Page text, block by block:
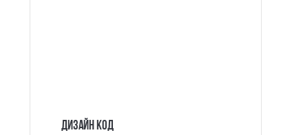
Дизайн код